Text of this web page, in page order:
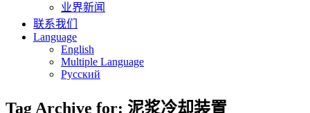
业界新闻
联系我们
Language
English
Multiple Language
Русский
Tag Archive for: 泥浆冷却装置